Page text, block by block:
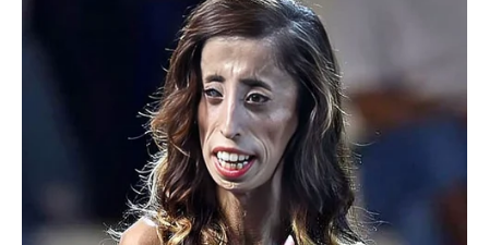
Srce bira ono što traje
Pred vama su veoma posebni emotivni dani.
VODOLIJA
Zvijezde vam donose neočekivanu ljubavnu priču.